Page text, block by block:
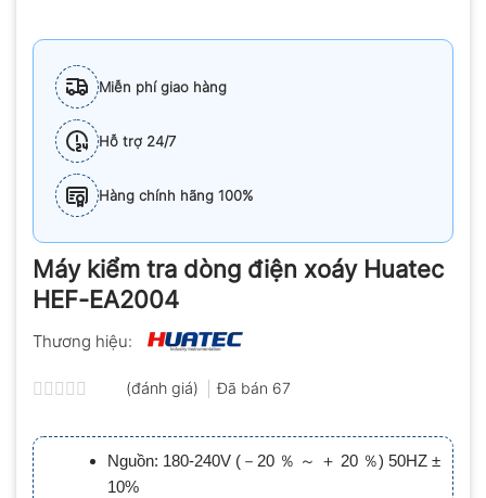
Miễn phí giao hàng
Hỗ trợ 24/7
Hàng chính hãng 100%
Máy kiểm tra dòng điện xoáy Huatec
HEF-EA2004
Thương hiệu:
xếp
hạng
0.0
5
(đánh giá) Đã bán 67
Nguồn: 180-240V (－20 ％ ～ ＋ 20 ％) 50HZ ±
10%